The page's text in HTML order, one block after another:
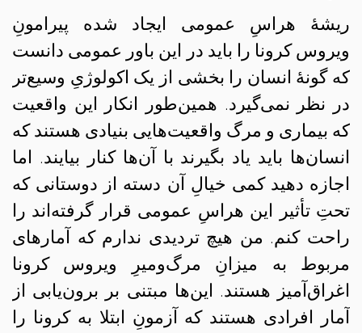
ریشهٔ هراسِ عمومی ایجاد شده پیرامونِ
ویروس کرونا را باید در این باور عمومی دانست
که گونهٔ انسان را بخشی از یک اکولوژیِ وسیع‌تر
در نظر نمی‌گیرد. همین‌طور انکار این واقعیت
که بیماری و مرگ واقعیت‌هایی بنیادی هستند که
انسان‌ها باید یاد بگیرند با آن‌ها کنار بیایند. اما
اجازه دهید کمی خیالِ آن دسته از دوستانی که
تحتِ تأثیر این هراسِ عمومی قرار گرفته‌اند را
راحت‌ کنم. من هیچ تردیدی ندارم که آمارهای
مربوط به میزانِ مرگ‌و‌میرِ ویروس کرونا
اغراق‌آمیز هستند. این‌ها مبتنی بر برون‌یابی از
آمار افرادی هستند که آزمونِ ابتلا به کرونا را